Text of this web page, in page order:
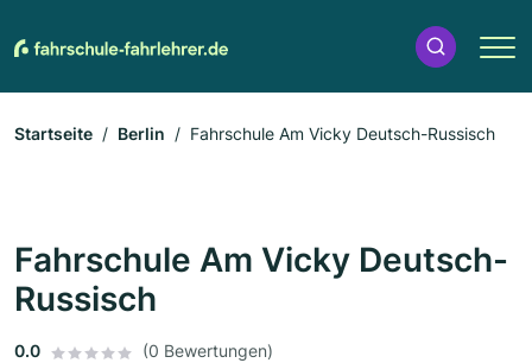
Startseite Berlin Fahrschule Am Vicky Deutsch-Russisch
Fahrschule Am Vicky Deutsch-
Russisch
0.0 (0 Bewertungen)